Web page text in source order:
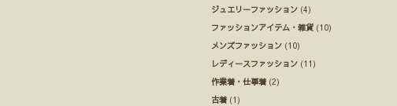
ジュエリーファッション (4)
ファッションアイテム・雑貨 (10)
メンズファッション (10)
レディースファッション (11)
作業着・仕事着 (2)
古着 (1)